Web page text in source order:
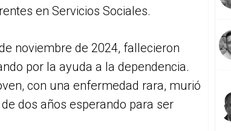
en Servicios Sociales.
noviembre de 2024, fallecieron
por la ayuda a la dependencia.
con una enfermedad rara, murió
dos años esperando para ser